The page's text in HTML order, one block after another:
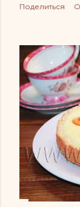
Поделиться